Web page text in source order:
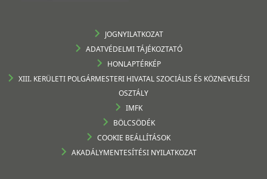
JOGNYILATKOZAT
ADATVÉDELMI TÁJÉKOZTATÓ
HONLAPTÉRKÉP
XIII. KERÜLETI POLGÁRMESTERI HIVATAL SZOCIÁLIS ÉS KÖZNEVELÉSI
OSZTÁLY
IMFK
BÖLCSÖDÉK
COOKIE BEÁLLÍTÁSOK
AKADÁLYMENTESÍTÉSI NYILATKOZAT